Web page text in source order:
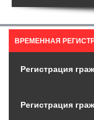
ВРЕМЕННАЯ
Регистрация
Регистрация